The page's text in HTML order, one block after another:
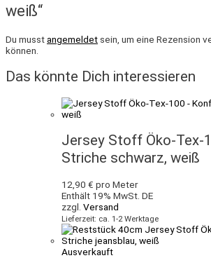
weiß“
Du musstangemeldet sein, um eine Rezension
können.
Das könnte Dich interessieren
Jersey Stoff Öko-
Striche schwarz, weiß
12,90 € pro Meter
Enthält 19% MwSt. DE
zzgl. Versand
Lieferzeit: ca. 1-2 Werktage
Ausverkauft